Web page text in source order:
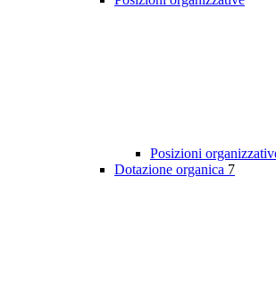
Posizioni
Dotazione organica 7